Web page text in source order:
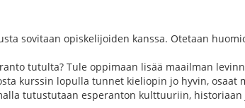
sovitaan opiskelijoiden kanssa. Otetaan
tutulta? Tule oppimaan lisää maailman
kurssin lopulla tunnet kieliopin jo hyvin, osaat
tutustutaan esperanton kulttuuriin,